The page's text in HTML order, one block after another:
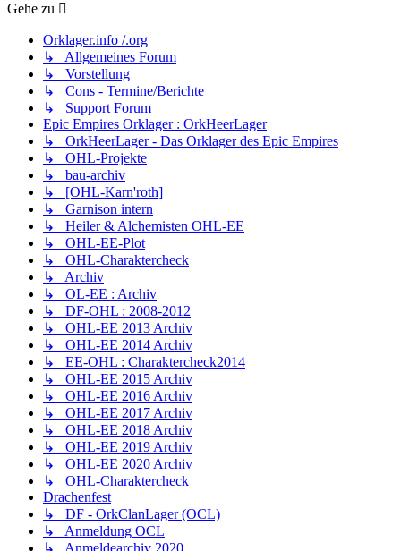
Gehe zu
Orklager.info /.org
↳ Allgemeines Forum
↳ Vorstellung
↳ Cons - Termine/Berichte
↳ Support Forum
Epic Empires Orklager : OrkHeerLager
↳ OrkHeerLager - Das Orklager des Epic Empires
↳ OHL-Projekte
↳ bau-archiv
↳ [OHL-Karn'roth]
↳ Garnison intern
↳ Heiler & Alchemisten OHL-EE
↳ OHL-EE-Plot
↳ OHL-Charaktercheck
↳ Archiv
↳ OL-EE : Archiv
↳ DF-OHL : 2008-2012
↳ OHL-EE 2013 Archiv
↳ OHL-EE 2014 Archiv
↳ EE-OHL : Charaktercheck2014
↳ OHL-EE 2015 Archiv
↳ OHL-EE 2016 Archiv
↳ OHL-EE 2017 Archiv
↳ OHL-EE 2018 Archiv
↳ OHL-EE 2019 Archiv
↳ OHL-EE 2020 Archiv
↳ OHL-Charaktercheck
Drachenfest
↳ DF - OrkClanLager (OCL)
↳ Anmeldung OCL